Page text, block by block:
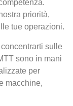
priorità,
tue operazioni.
sulle
sono in mani
per
macchine,